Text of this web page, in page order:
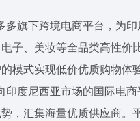
多旗下跨境电商平台，为
子、美妆等全品类高性价
模式实现低价优质购物体
印度尼西亚市场的国际电
，汇集海量优质供应商。